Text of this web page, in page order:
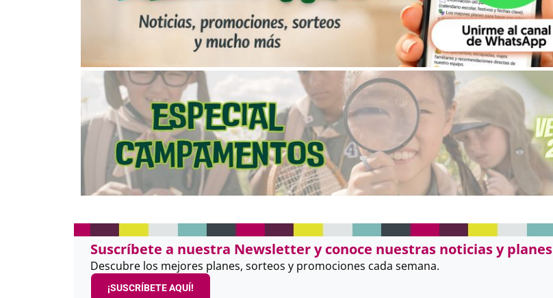
Suscríbete a nuestra Newsletter y conoce nuestras noticias y planes
Descubre los mejores planes, sorteos y promociones cada semana.
¡SUSCRÍBETE AQUÍ!